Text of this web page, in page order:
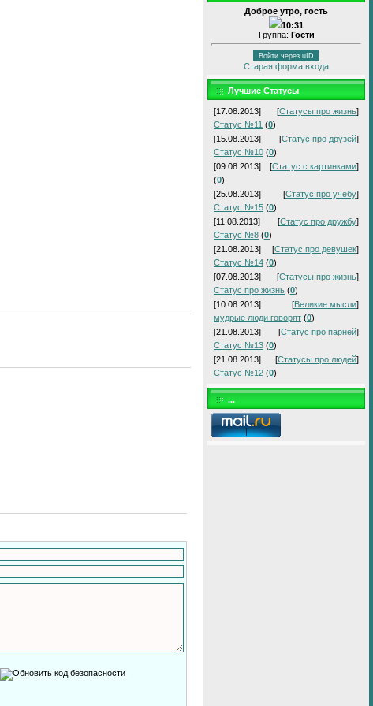
Доброе утро, гость
10:31
Группа: Гости
Войти через uID
Старая форма входа
Лучшие Статусы
[17.08.2013] [Статусы про жизнь]
Статус №11 (0)
[15.08.2013]
[Статус про друзей]
Статус №10 (0)
[09.08.2013]
[Статус с картинками]
(0)
[25.08.2013]
[Статус про учебу]
Статус №15 (0)
[11.08.2013]
[Статус про дружбу]
Статус №8 (0)
[21.08.2013]
[Статус про девушек]
Статус №14 (0)
[07.08.2013]
[Статусы про жизнь]
Статус про жизнь (0)
[10.08.2013]
[Великие мысли]
мудрые люди говорят (0)
[21.08.2013]
[Статус про парней]
Статус №13 (0)
[21.08.2013]
[Статусы про людей]
Статус №12 (0)
...